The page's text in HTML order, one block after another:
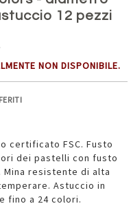
12 pezzi
NON DISPONIBILE.
certificato FSC. Fusto
dei pastelli con fusto
resistente di alta
Astuccio in
fino a 24 colori.